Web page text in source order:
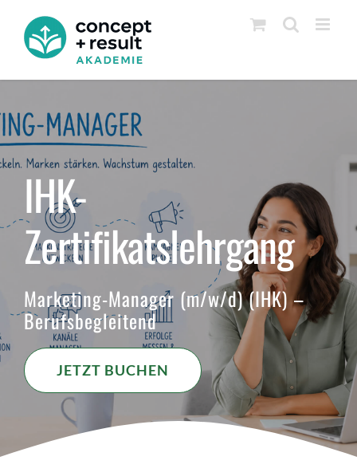
Inhalt
springen
IHK-
Zertifikatslehrgang
Marketing-Manager (m/w/d) (IHK) –
Berufsbegleitend
JETZT BUCHEN